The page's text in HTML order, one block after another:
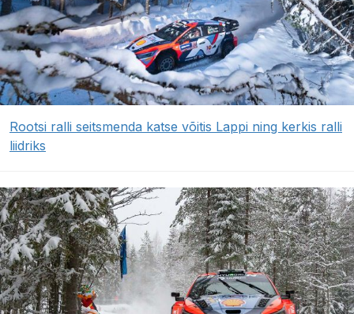
Rootsi ralli seitsmenda katse võitis Lappi ning kerkis ralli
liidriks